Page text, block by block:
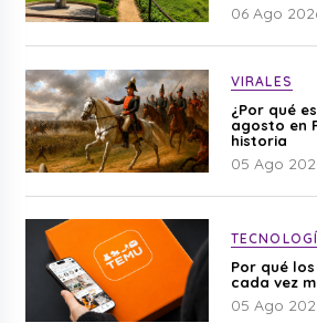
06 Ago
VIRALES
¿Por qué
agosto en
historia
05 Ago
Por qué
cada vez
05 Ago